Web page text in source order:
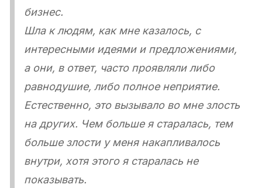
бизнес.
Шла к людям, как мне казалось, с
интересными идеями и предложениями,
а они, в ответ, часто проявляли либо
равнодушие, либо полное неприятие.
Естественно, это вызывало во мне злость
на других. Чем больше я старалась, тем
больше злости у меня накапливалось
внутри, хотя этого я старалась не
показывать.